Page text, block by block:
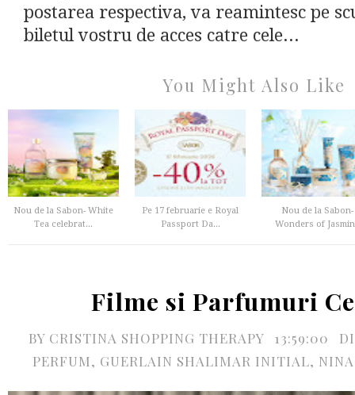
postarea respectiva, va reamintesc pe
biletul vostru de acces catre cele...
You Might Also Like
Nou de la Sabon- White
Tea celebrat...
Pe 17 februarie e Royal
Passport Da...
Nou de la Sabon-
Wonders of
Filme si Parfumuri
BY CRISTINA SHOPPING THERAPY 13:59:00
PERFUM, GUERLAIN SHALIMAR INITIAL,